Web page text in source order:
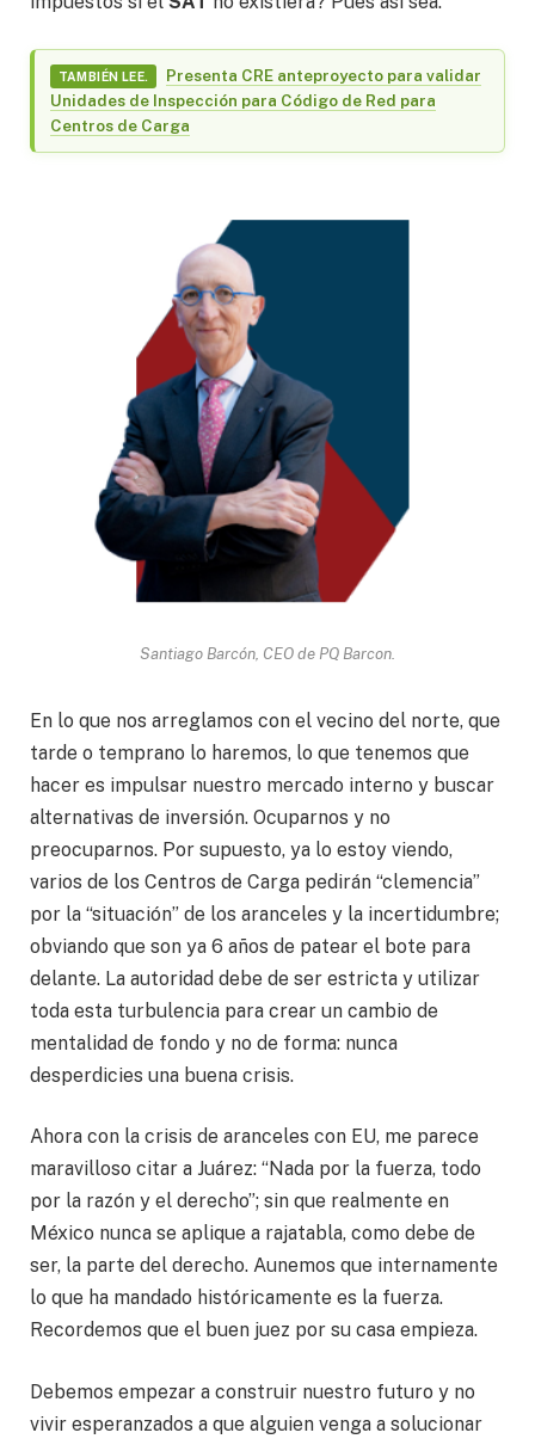
TAMBIÉN LEE.
Presenta CRE anteproyecto para validar
Unidades de Inspección para Código de Red para
Centros de Carga
Santiago Barcón, CEO de PQ Barcon.
En lo que nos arreglamos con el vecino del norte, que
tarde o temprano lo haremos, lo que tenemos que
hacer es impulsar nuestro mercado interno y buscar
alternativas de inversión. Ocuparnos y no
preocuparnos. Por supuesto, ya lo estoy viendo,
varios de los Centros de Carga pedirán “clemencia”
por la “situación” de los aranceles y la incertidumbre;
obviando que son ya 6 años de patear el bote para
delante. La autoridad debe de ser estricta y utilizar
toda esta turbulencia para crear un cambio de
mentalidad de fondo y no de forma: nunca
desperdicies una buena crisis.
Ahora con la crisis de aranceles con EU, me parece
maravilloso citar a Juárez: “Nada por la fuerza, todo
por la razón y el derecho”; sin que realmente en
México nunca se aplique a rajatabla, como debe de
ser, la parte del derecho. Aunemos que internamente
lo que ha mandado históricamente es la fuerza.
Recordemos que el buen juez por su casa empieza.
Debemos empezar a construir nuestro futuro y no
vivir esperanzados a que alguien venga a solucionar